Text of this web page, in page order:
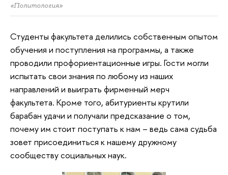
«Политология»
Студенты факультета делились собственным опытом
обучения и поступления на программы, а также
проводили профориентационные игры. Гости могли
испытать свои знания по любому из наших
направлений и выиграть фирменный мерч
факультета. Кроме того, абитуриенты крутили
барабан удачи и получали предсказание о том,
почему им стоит поступать к нам – ведь сама судьба
зовет присоединиться к нашему дружному
сообществу социальных наук.